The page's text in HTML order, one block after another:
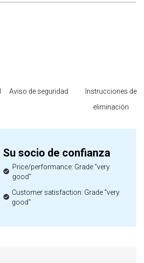
Aviso de seguridad
Instrucciones de
eliminación
Su socio de confianza
Price/performance: Grade "very
good"
Customer satisfaction: Grade "very
good"